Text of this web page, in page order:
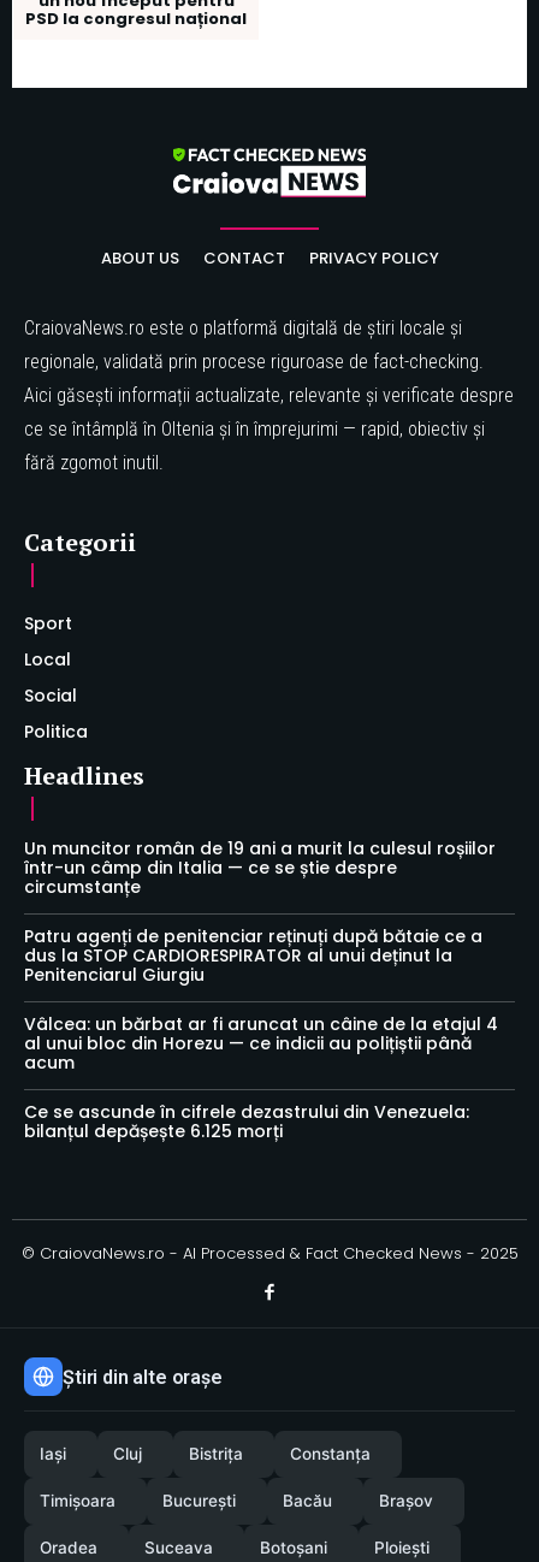
PSD la congresul național
ABOUT US CONTACT PRIVACY POLICY
CraiovaNews.ro este o platformă digitală de știri locale și
regionale, validată prin procese riguroase de fact-checking.
Aici găsești informații actualizate, relevante și verificate despre
ce se întâmplă în Oltenia și în împrejurimi — rapid, obiectiv și
fără zgomot inutil.
Categorii
Sport
Local
Social
Politica
Headlines
Un muncitor român de 19 ani a murit la culesul roșiilor
într-un câmp din Italia — ce se știe despre
circumstanțe
Patru agenți de penitenciar reținuți după bătaie ce a
dus la STOP CARDIORESPIRATOR al unui deținut la
Penitenciarul Giurgiu
Vâlcea: un bărbat ar fi aruncat un câine de la etajul 4
al unui bloc din Horezu — ce indicii au polițiștii până
acum
Ce se ascunde în cifrele dezastrului din Venezuela:
bilanțul depășește 6.125 morți
© CraiovaNews.ro - AI Processed & Fact Checked News - 2025
Știri din alte orașe
Iași Cluj Bistrița Constanța
Timișoara București Bacău Brașov
Oradea Suceava Botoșani Ploiești